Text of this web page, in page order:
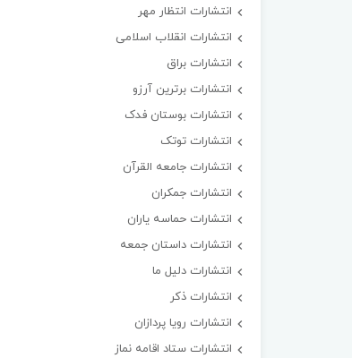
انتشارات انتظار مهر
انتشارات انقلاب اسلامی
انتشارات براق
انتشارات برترین آرزو
انتشارات بوستان فدک
انتشارات توتک
انتشارات جامعه القرآن
انتشارات جمکران
انتشارات حماسه یاران
انتشارات داستان جمعه
انتشارات دلیل ما
انتشارات ذکر
انتشارات رویا پردازان
انتشارات ستاد اقامه نماز